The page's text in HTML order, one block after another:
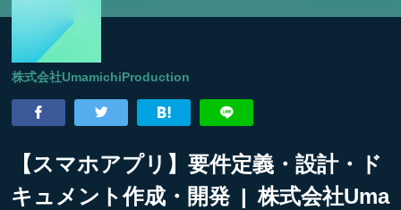
株式会社UmamichiProduction
【スマホアプリ】要件定義・設計・ド
キュメント作成・開発 | 株式会社Uma